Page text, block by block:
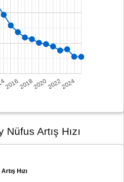
20162018202020222024
Artış Hızı
Hızı